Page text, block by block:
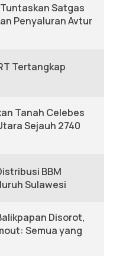
Satgas
Penyaluran Avtur
Tertangkap
Tanah Celebes
Sejauh 2740
BBM
Sulawesi
Disorot,
Semua yang